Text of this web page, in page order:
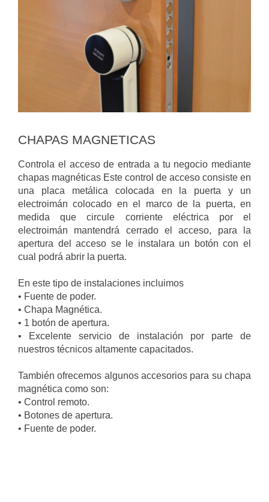
CHAPAS MAGNETICAS
Controla el acceso de entrada a tu negocio mediante
chapas magnéticas Este control de acceso consiste en
una placa metálica colocada en la puerta y un
electroimán colocado en el marco de la puerta, en
medida que circule corriente eléctrica por el
electroimán mantendrá cerrado el acceso, para la
apertura del acceso se le instalara un botón con el
cual podrá abrir la puerta.
En este tipo de instalaciones incluimos
• Fuente de poder.
• Chapa Magnética.
• 1 botón de apertura.
• Excelente servicio de instalación por parte de
nuestros técnicos altamente capacitados.
También ofrecemos algunos accesorios para su chapa
magnética como son:
• Control remoto.
• Botones de apertura.
• Fuente de poder.